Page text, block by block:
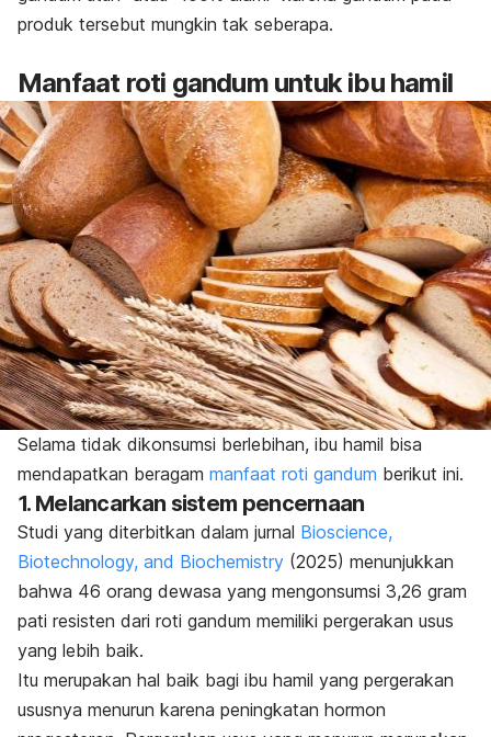
produk tersebut mungkin tak seberapa.
Manfaat roti gandum untuk ibu hamil
Selama tidak dikonsumsi berlebihan, ibu hamil bisa
mendapatkan beragam manfaat roti gandum berikut ini.
1. Melancarkan sistem pencernaan
Studi yang diterbitkan dalam jurnal Bioscience,
Biotechnology, and Biochemistry (2025) menunjukkan
bahwa 46 orang dewasa yang mengonsumsi 3,26 gram
pati resisten dari roti gandum memiliki pergerakan usus
yang lebih baik.
Itu merupakan hal baik bagi ibu hamil yang pergerakan
ususnya menurun karena peningkatan hormon